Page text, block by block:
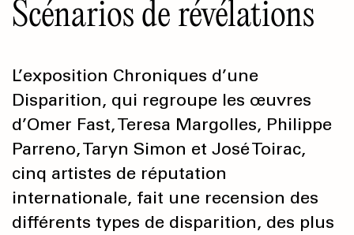
Scénarios de révélations
L’exposition Chroniques d’une
Disparition, qui regroupe les œuvres
d’Omer Fast, Teresa Margolles, Philippe
Parreno, Taryn Simon et José Toirac,
cinq artistes de réputation
internationale, fait une recension des
différents types de disparition, des plus